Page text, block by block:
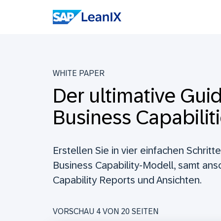
WHITE PAPER
Der ultimative
Business
Erstellen Sie in vier einfachen
Business Capability-Modell, samt
Capability Reports und Ansichten.
VORSCHAU 4 VON 20 SEITEN